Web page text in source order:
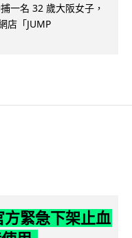
一名 32 歲大阪女子，
店「JUMP
緊急下架止血